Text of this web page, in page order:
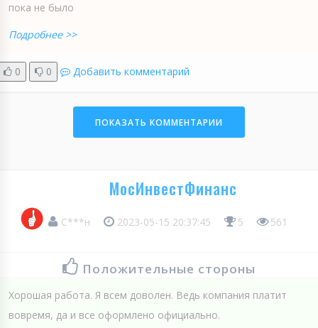
пока не было
Подробнее >>
0 0 Добавить комментарий
ПОКАЗАТЬ КОММЕНТАРИИ
МосИнвестФинанс
С***н 2023-05-15 20:37:45 5 561
Положительные стороны
Хорошая работа. Я всем доволен. Ведь компания платит
вовремя, да и все оформлено официально.